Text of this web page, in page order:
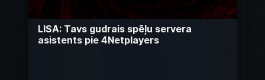
LISA: Tavs gudrais spēļu servera
asistents pie 4Netplayers